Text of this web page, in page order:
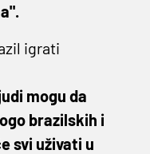
igrati
mogu da
brazilskih i
svi uživati u